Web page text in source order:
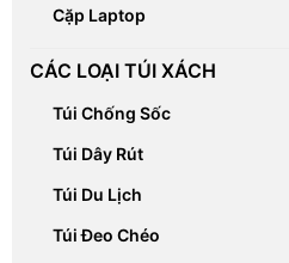
Cặp Laptop
CÁC LOẠI TÚI XÁCH
Túi Chống Sốc
Túi Dây Rút
Túi Du Lịch
Túi Đeo Chéo